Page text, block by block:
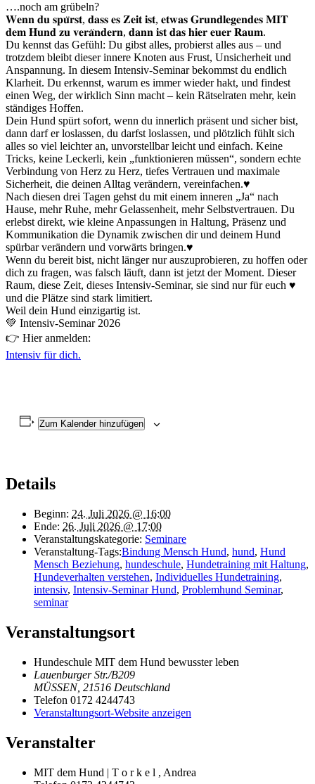
….noch am grübeln?
𝐖𝐞𝐧𝐧 𝐝𝐮 𝐬𝐩𝐮̈𝐫𝐬𝐭, 𝐝𝐚𝐬𝐬 𝐞𝐬 𝐙𝐞𝐢𝐭 𝐢𝐬𝐭, 𝐞𝐭𝐰𝐚𝐬 𝐆𝐫𝐮𝐧𝐝𝐥𝐞𝐠𝐞𝐧𝐝𝐞𝐬 𝐌𝐈𝐓
𝐝𝐞𝐦 𝐇𝐮𝐧𝐝 𝐳𝐮 𝐯𝐞𝐫𝐚̈𝐧𝐝𝐞𝐫𝐧, 𝐝𝐚𝐧𝐧 𝐢𝐬𝐭 𝐝𝐚𝐬 𝐡𝐢𝐞𝐫 𝐞𝐮𝐞𝐫 𝐑𝐚𝐮𝐦.
Du kennst das Gefühl: Du gibst alles, probierst alles aus – und
trotzdem bleibt dieser innere Knoten aus Frust, Unsicherheit und
Anspannung. In diesem Intensiv-Seminar bekommst du endlich
Klarheit. Du erkennst, warum es immer wieder hakt, und findest
einen Weg, der wirklich Sinn macht – kein Rätselraten mehr, kein
ständiges Hoffen.
Dein Hund spürt sofort, wenn du innerlich präsent und sicher bist,
dann darf er loslassen, du darfst loslassen, und plötzlich fühlt sich
alles so viel leichter an, unvorstellbar leicht und einfach. Keine
Tricks, keine Leckerli, kein „funktionieren müssen“, sondern echte
Verbindung von Herz zu Herz, tiefes Vertrauen und maximale
Sicherheit, die deinen Alltag verändern, vereinfachen.♥
Nach diesen drei Tagen gehst du mit einem inneren „Ja“ nach
Hause, mehr Ruhe, mehr Gelassenheit, mehr Selbstvertrauen. Du
erlebst direkt, wie kleine Anpassungen in Haltung, Präsenz und
Kommunikation die Dynamik zwischen dir und deinem Hund
spürbar verändern und vorwärts bringen.♥
Wenn du bereit bist, nicht länger nur auszuprobieren, zu hoffen oder
dich zu fragen, was falsch läuft, dann ist jetzt der Moment. Dieser
Raum, diese Zeit, dieses Intensiv-Seminar, sie sind nur für euch ♥
und die Plätze sind stark limitiert.
Weil dein Hund einzigartig ist.
💚 Intensiv-Seminar 2026
👉 Hier anmelden:
Intensiv für dich.
Zum Kalender hinzufügen
Details
Beginn: 24. Juli 2026 @ 16:00
Ende: 26. Juli 2026 @ 17:00
Veranstaltungskategorie: Seminare
Veranstaltung-Tags:Bindung Mensch Hund, hund, Hund
Mensch Beziehung, hundeschule, Hundetraining mit Haltung,
Hundeverhalten verstehen, Individuelles Hundetraining,
intensiv, Intensiv-Seminar Hund, Problemhund Seminar,
seminar
Veranstaltungsort
Hundeschule MIT dem Hund bewusster leben
Lauenburger Str./B209
MÜSSEN, 21516 Deutschland
Telefon 0172 4244743
Veranstaltungsort-Website anzeigen
Veranstalter
MIT dem Hund | T o r k e l , Andrea